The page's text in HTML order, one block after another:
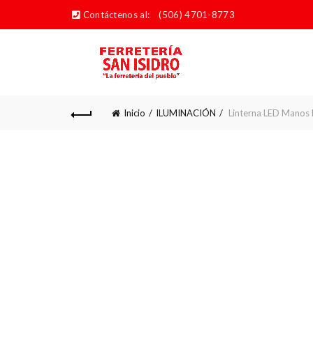
Contáctenos al: (506) 4701-8773
Inicio ILUMINACIÓN Linterna LED Manos